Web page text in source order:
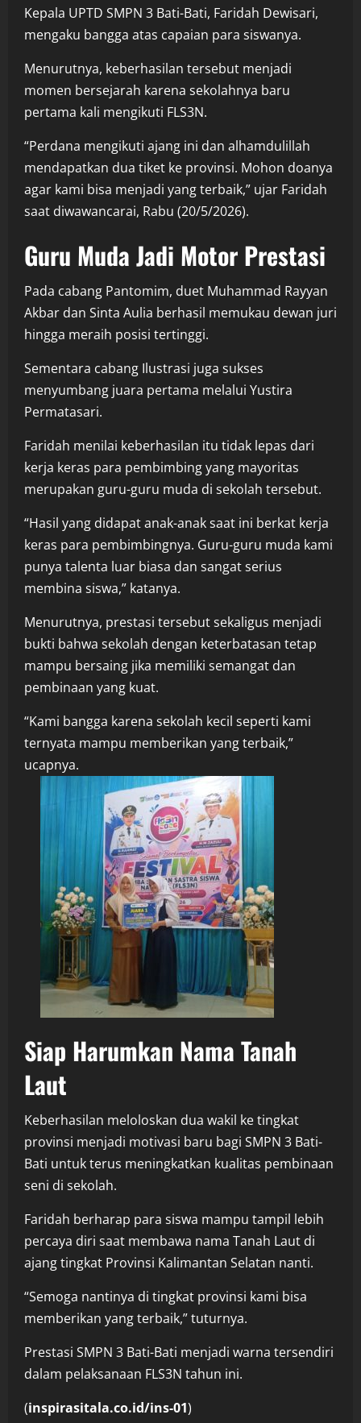
Kepala UPTD SMPN 3 Bati-Bati, Faridah Dewisari,
mengaku bangga atas capaian para siswanya.
Menurutnya, keberhasilan tersebut menjadi
momen bersejarah karena sekolahnya baru
pertama kali mengikuti FLS3N.
“Perdana mengikuti ajang ini dan alhamdulillah
mendapatkan dua tiket ke provinsi. Mohon doanya
agar kami bisa menjadi yang terbaik,” ujar Faridah
saat diwawancarai, Rabu (20/5/2026).
Guru Muda Jadi Motor Prestasi
Pada cabang Pantomim, duet Muhammad Rayyan
Akbar dan Sinta Aulia berhasil memukau dewan juri
hingga meraih posisi tertinggi.
Sementara cabang Ilustrasi juga sukses
menyumbang juara pertama melalui Yustira
Permatasari.
Faridah menilai keberhasilan itu tidak lepas dari
kerja keras para pembimbing yang mayoritas
merupakan guru-guru muda di sekolah tersebut.
“Hasil yang didapat anak-anak saat ini berkat kerja
keras para pembimbingnya. Guru-guru muda kami
punya talenta luar biasa dan sangat serius
membina siswa,” katanya.
Menurutnya, prestasi tersebut sekaligus menjadi
bukti bahwa sekolah dengan keterbatasan tetap
mampu bersaing jika memiliki semangat dan
pembinaan yang kuat.
“Kami bangga karena sekolah kecil seperti kami
ternyata mampu memberikan yang terbaik,”
ucapnya.
Siap Harumkan Nama Tanah
Laut
Keberhasilan meloloskan dua wakil ke tingkat
provinsi menjadi motivasi baru bagi SMPN 3 Bati-
Bati untuk terus meningkatkan kualitas pembinaan
seni di sekolah.
Faridah berharap para siswa mampu tampil lebih
percaya diri saat membawa nama Tanah Laut di
ajang tingkat Provinsi Kalimantan Selatan nanti.
“Semoga nantinya di tingkat provinsi kami bisa
memberikan yang terbaik,” tuturnya.
Prestasi SMPN 3 Bati-Bati menjadi warna tersendiri
dalam pelaksanaan FLS3N tahun ini.
(inspirasitala.co.id/ins-01)